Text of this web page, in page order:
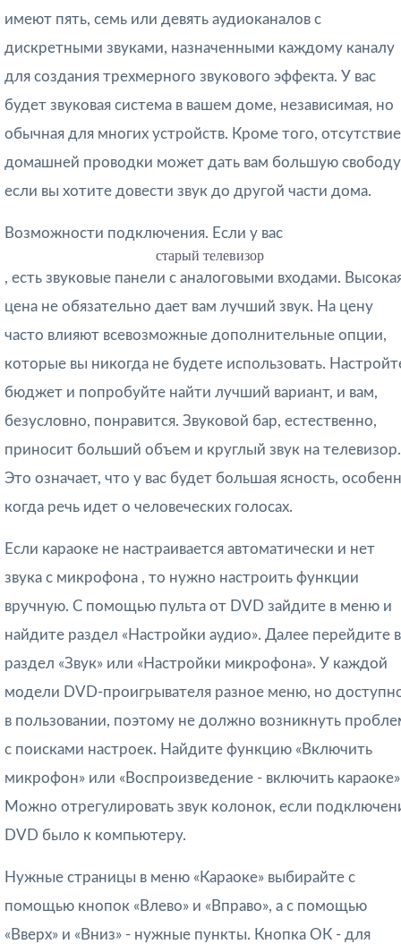
имеют пять, семь или девять аудиоканалов с
дискретными звуками, назначенными каждому каналу
для создания трехмерного звукового эффекта. У вас
будет звуковая система в вашем доме, независимая, но
обычная для многих устройств. Кроме того, отсутствие
домашней проводки может дать вам большую
если вы хотите довести звук до другой части дома.
Возможности подключения. Если у вас
старый телевизор
, есть звуковые панели с аналоговыми входами.
цена не обязательно дает вам лучший звук. На цену
часто влияют всевозможные дополнительные опции,
которые вы никогда не будете использовать.
бюджет и попробуйте найти лучший вариант, и вам,
безусловно, понравится. Звуковой бар, естественно,
приносит больший объем и круглый звук на телевизор.
Это означает, что у вас будет большая ясность,
когда речь идет о человеческих голосах.
Если караоке не настраивается автоматически и нет
звука с микрофона , то нужно настроить функции
вручную. С помощью пульта от DVD зайдите в меню и
найдите раздел «Настройки аудио». Далее перейдите в
раздел «Звук» или «Настройки микрофона». У каждой
модели DVD-проигрывателя разное меню, но
в пользовании, поэтому не должно возникнуть
с поисками настроек. Найдите функцию «Включить
микрофон» или «Воспроизведение - включить караоке»
Можно отрегулировать звук колонок, если
DVD было к компьютеру.
Нужные страницы в меню «Караоке» выбирайте с
помощью кнопок «Влево» и «Вправо», а с помощью
«Вверх» и «Вниз» - нужные пункты. Кнопка ОК - для